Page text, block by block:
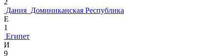
Дания Доминиканская Республика
Е
1
Египет
И
9